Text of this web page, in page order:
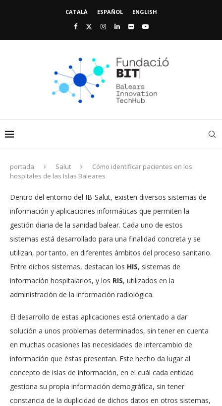
CATALÀ ESPAÑOL ENGLISH
portada Salut
Cómo identificar pacientes en los
hospitales de las Islas Baleares
Dentro del entorno del IB-Salut, existen diversos sistemas de
información y aplicaciones informáticas que permiten la
gestión diaria de la sanidad balear. Cada uno de estos
sistemas está desarrollado para una finalidad concreta y se
utilizan, por tanto, en diferentes ámbitos del proceso sanitario.
Entre dichos sistemas, destacan los HIS, sistemas de
información hospitalarios, y los RIS, utilizados en la
administración de la información radiológica.
El desarrollo de estas aplicaciones está orientado a dar
solución a unos problemas determinados, sin tener en cuenta
en muchas ocasiones las necesidades de intercambio de
información que éstas presentan. Este hecho da lugar al
concepto de islas de información, en el cuál cada entidad
gestiona su propia información demográfica, sin tener
constancia de la duplicidad de dichos datos en otros sistemas,